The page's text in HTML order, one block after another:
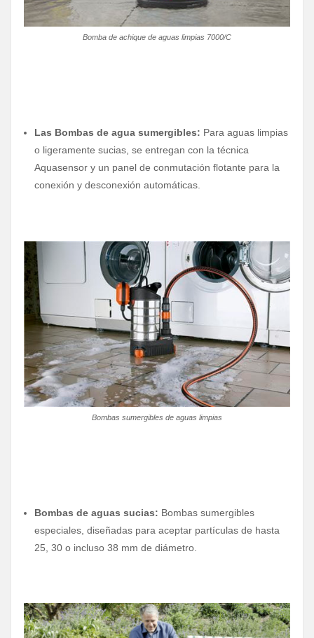
Bomba de achique de aguas limpias 7000/C
Las Bombas de agua sumergibles: Para aguas limpias
o ligeramente sucias, se entregan con la técnica
Aquasensor y un panel de conmutación flotante para la
conexión y desconexión automáticas.
Bombas sumergibles de aguas limpias
Bombas de aguas sucias: Bombas sumergibles
especiales, diseñadas para aceptar partículas de hasta
25, 30 o incluso 38 mm de diámetro.